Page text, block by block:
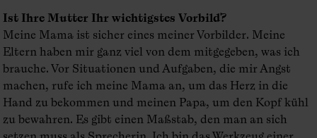
Ist Ihre Mutter Ihr wichtigstes Vorbild?
Meine Mama ist sicher eines meiner Vorbilder. Meine
Eltern haben mir ganz viel von dem mitgegeben, was ich
brauche. Vor Situationen und Aufgaben, die mir Angst
machen, rufe ich meine Mama an, um das Herz in die
Hand zu bekommen und meinen Papa, um den Kopf kühl
zu bewahren. Es gibt einen Maßstab, den man an sich